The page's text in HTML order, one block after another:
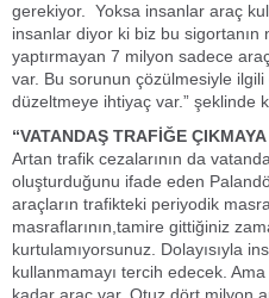
gerekiyor. Yoksa insanlar araç
insanlar diyor ki biz bu sigortanın
yaptırmayan 7 milyon sadece
var. Bu sorunun çözülmesiyle
düzeltmeye ihtiyaç var.” şeklinde
“VATANDAŞ TRAFİĞE
Artan trafik cezalarının da
oluşturduğunu ifade eden
araçların trafikteki periyodik
masraflarının,tamire gittiğiniz
kurtulamıyorsunuz. Dolayısıyla
kullanmamayı tercih edecek.